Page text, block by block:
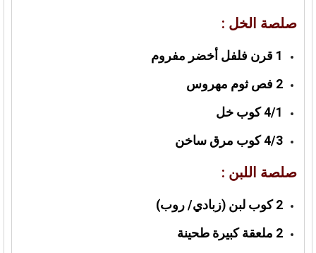
صلصة الخل :
1 قرن فلفل أخضر مفروم
2 فص ثوم مهروس
4/1 كوب خل
4/3 كوب مرق ساخن
صلصة اللبن :
2 كوب لبن (زبادي/ روب)
2 ملعقة كبيرة طحينة